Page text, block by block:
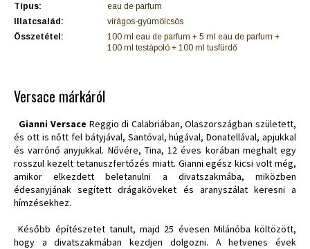
Típus:
eau de parfum
Illatcsalád:
virágos-gyümölcsös
Összetétel:
100 ml eau de parfum + 5 ml eau de parfum +
100 ml testápoló + 100 ml tusfürdő
Versace márkáról
Gianni Versace Reggio di Calabriában, Olaszországban született,
és ott is nőtt fel bátyjával, Santóval, húgával, Donatellával, apjukkal
és varrónő anyjukkal. Nővére, Tina, 12 éves korában meghalt egy
rosszul kezelt tetanuszfertőzés miatt. Gianni egész kicsi volt még,
amikor elkezdett beletanulni a divatszakmába, miközben
édesanyjának segített drágaköveket és aranyszálat keresni a
hímzésekhez.
Később építészetet tanult, majd 25 évesen Milánóba költözött,
hogy a divatszakmában kezdjen dolgozni. A hetvenes évek